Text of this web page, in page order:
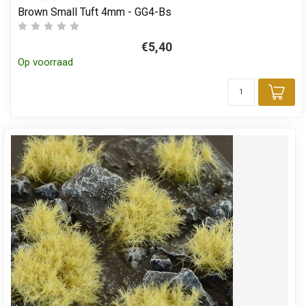
Brown Small Tuft 4mm - GG4-Bs
€5,40
Op voorraad